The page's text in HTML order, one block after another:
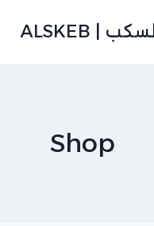
السكب | ALSKEB
Shop